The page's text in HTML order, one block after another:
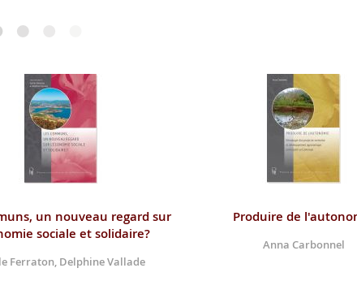
un nouveau regard sur
sociale et solidaire?
Ferraton, Delphine Vallade
Produire de
Anna Carbonnel